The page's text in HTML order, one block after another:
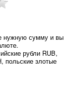
нужную сумму и вы
рубли RUB,
польские злотые